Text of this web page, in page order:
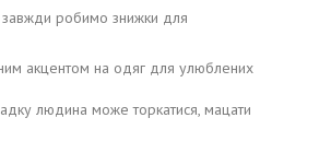
завжди робимо знижки для
акцентом на одяг для улюблених
людина може торкатися, мацати